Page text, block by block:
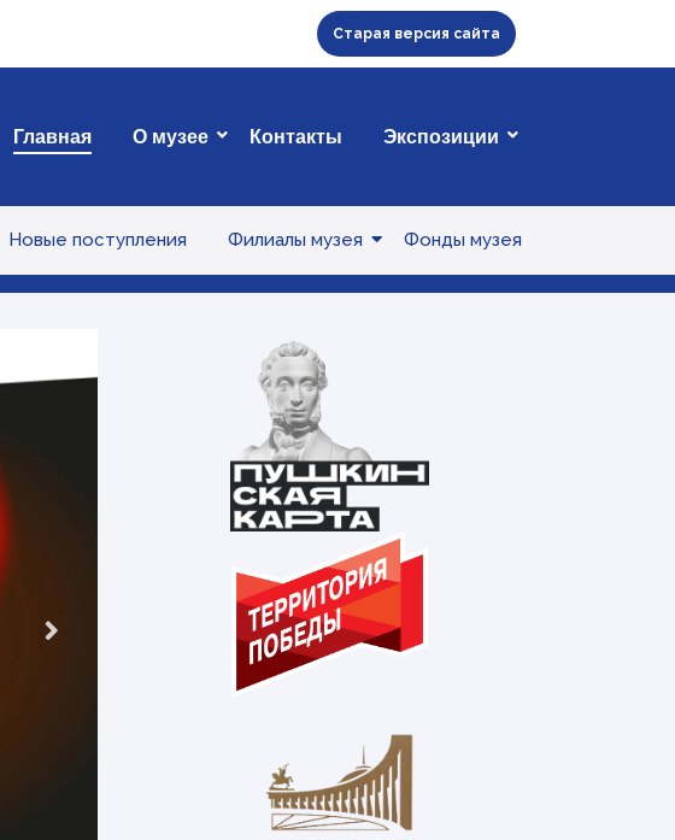
Старая версия сайта
Главная О музее Контакты Экспозиции
Новые поступления Филиалы музея Фонды музея
В Ингушском государственном
Т. Х. Мальсагова